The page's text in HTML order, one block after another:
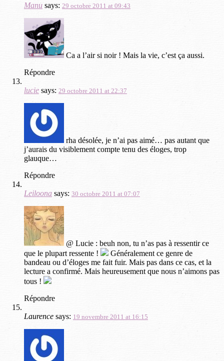
Manu says: 29 octobre 2011 at 09:43
Ca a l’air si noir ! Mais la vie, c’est ça aussi.
Répondre
lucie says: 29 octobre 2011 at 22:37
rha désolée, je n’ai pas aimé… pas autant que
j’aurais du visiblement compte tenu des éloges, trop
glauque…
Répondre
Leiloona says: 30 octobre 2011 at 07:07
@ Lucie : beuh non, tu n’as pas à ressentir ce
que le plupart ressente !
Généralement ce genre de
bandeau ou d’éloges me fait fuir. Mais pas dans ce cas, et la
lecture a confirmé. Mais heureusement que nous n’aimons pas
tous !
Répondre
Laurence says: 19 novembre 2011 at 16:15